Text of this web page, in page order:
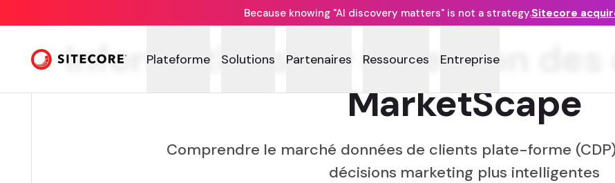
Because knowing "AI discovery matters" is not a strategy.Sitecore
Plateforme Solutions Partenaires Ressources Entreprise
Informations sur la gestion des
MarketScape
Comprendre le marché données de clients plate-forme
décisions marketing plus intelligentes